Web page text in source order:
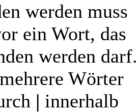
werden muss
ein Wort, das
werden darf.
Wörter
| innerhalb